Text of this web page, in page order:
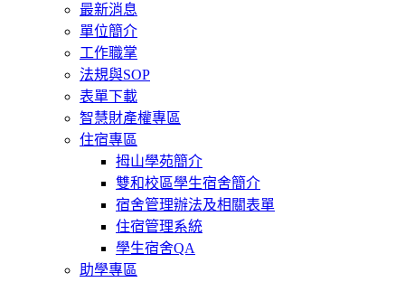
最新消息
單位簡介
工作職掌
法規與SOP
表單下載
智慧財產權專區
住宿專區
拇山學苑簡介
雙和校區學生宿舍簡介
宿舍管理辦法及相關表單
住宿管理系統
學生宿舍QA
助學專區